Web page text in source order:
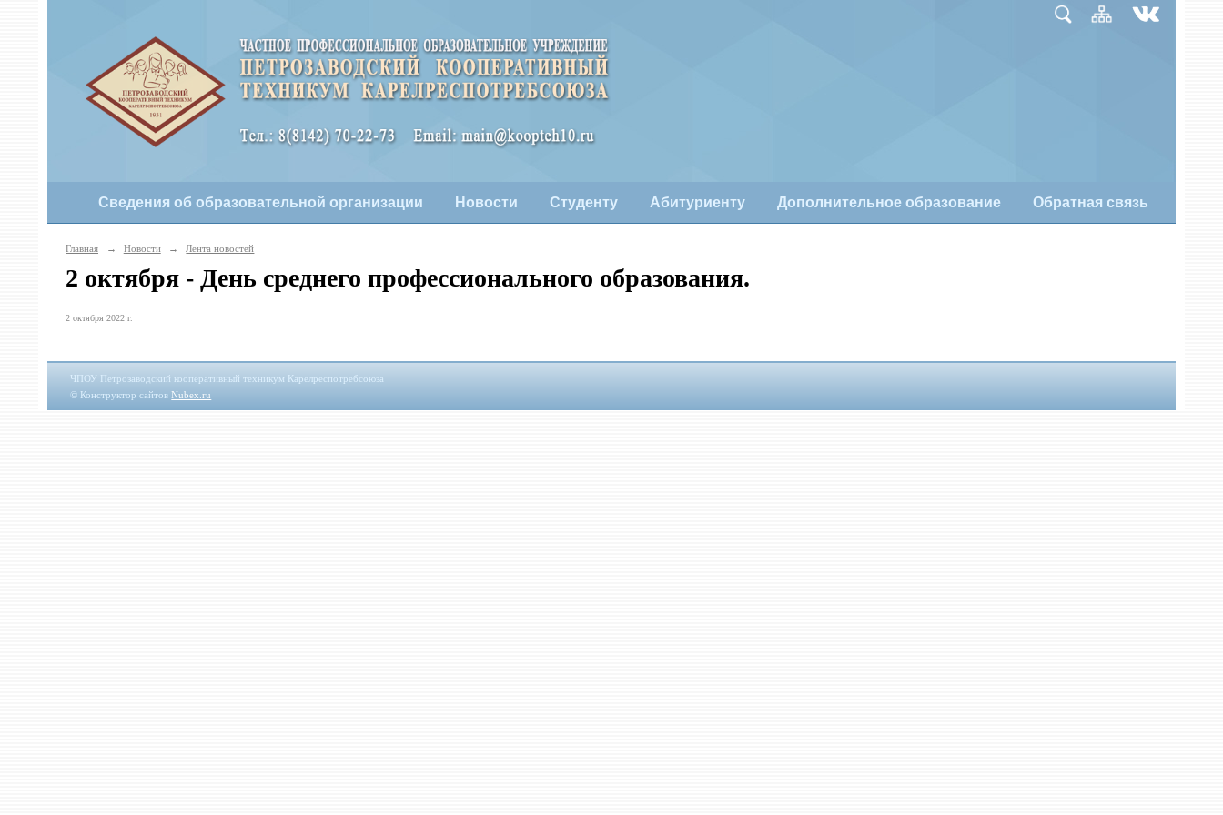
Сведения об образовательной организации Новости Студенту Абитуриенту Дополнительное образование Обратная связь
Главная → Новости → Лента новостей
2 октября - День среднего профессионального образования.
2 октября 2022 г.
ЧПОУ Петрозаводский кооперативный техникум Карелреспотребсоюза
© Конструктор сайтовNubex.ru